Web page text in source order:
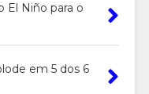
El Niño para o
em 5 dos 6